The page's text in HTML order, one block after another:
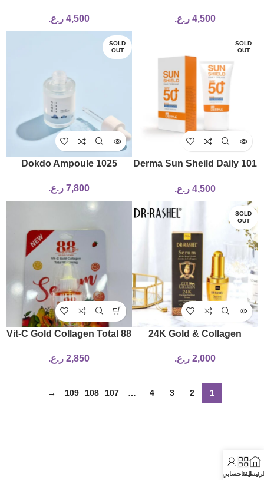
4,500 ر.ع.
4,500 ر.ع.
SOLD
OUT
101 Derma Sun Sheild Daily
4,500 ر.ع.
SOLD
OUT
1025 Dokdo Ampoule
7,800 ر.ع.
SOLD
OUT
24K Gold & Collagen
2,000 ر.ع.
88 Vit-C Gold Collagen Total
2,850 ر.ع.
1
2
3
4
…
107
108
109
→
الفئاتحسابي